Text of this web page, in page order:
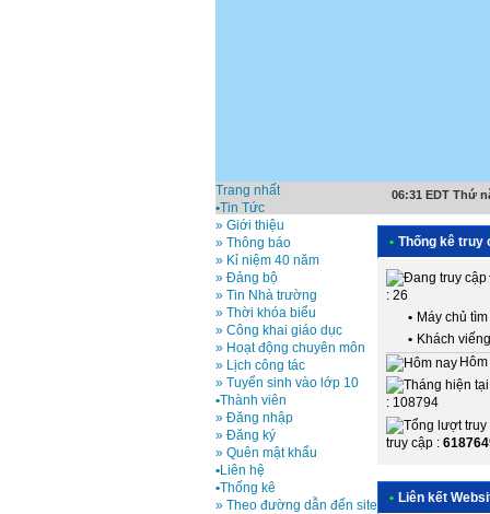
Trang nhất
•Tin Tức
» Giới thiệu
» Thông báo
» Kỉ niệm 40 năm
» Đảng bộ
» Tin Nhà trường
» Thời khóa biểu
» Công khai giáo dục
» Hoạt động chuyên môn
» Lịch công tác
» Tuyển sinh vào lớp 10
•Thành viên
» Đăng nhập
» Đăng ký
» Quên mật khẩu
•Liên hệ
•Thống kê
» Theo đường dẫn đến site
06:31 EDT Thứ
• Thống kê truy
: 26
• Máy chủ
• Khách
: 108794
truy cập :
• Liên kết